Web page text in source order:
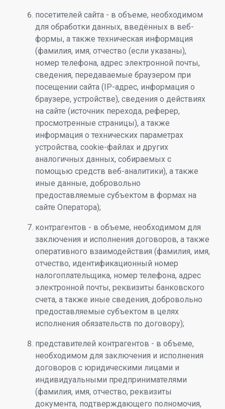
посетителей сайта - в объеме, необходимом
для обработки данных, введённых в веб-
формы, а также техническая информация
(фамилия, имя, отчество (если указаны),
номер телефона, адрес электронной почты,
сведения, передаваемые браузером при
посещении сайта (IP-адрес, информация о
браузере, устройстве), сведения о действиях
на сайте (источник перехода, реферер,
просмотренные страницы), а также
информация о технических параметрах
устройства, cookie-файлах и других
аналогичных данных, собираемых с
помощью средств веб-аналитики), а также
иные данные, добровольно
предоставляемые субъектом в формах на
сайте Оператора);
контрагентов - в объеме, необходимом для
заключения и исполнения договоров, а также
оперативного взаимодействия (фамилия, имя,
отчество, идентификационный номер
налогоплательщика, номер телефона, адрес
электронной почты, реквизиты банковского
счета, а также иные сведения, добровольно
предоставляемые субъектом в целях
исполнения обязательств по договору);
представителей контрагентов - в объеме,
необходимом для заключения и исполнения
договоров с юридическими лицами и
индивидуальными предпринимателями
(фамилия, имя, отчество, реквизиты
документа, подтверждающего полномочия,